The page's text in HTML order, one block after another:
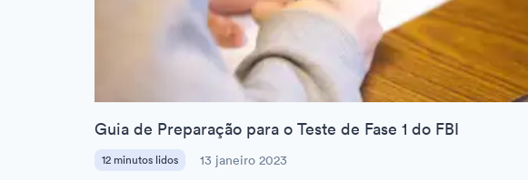
Guia de Preparação para o Teste de Fase 1 do FBI
12 minutos lidos 13 janeiro 2023